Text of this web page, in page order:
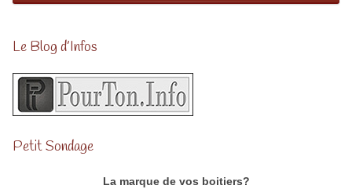
Le Blog d’Infos
Petit Sondage
La marque de vos boitiers?